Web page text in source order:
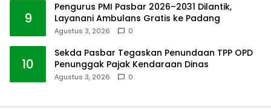
9
Pengurus PMI Pasbar 2026–2031 Dilantik,
Layanani Ambulans Gratis ke Padang
Agustus 3, 2026 0
10
Sekda Pasbar Tegaskan Penundaan TPP OPD
Penunggak Pajak Kendaraan Dinas
Agustus 3, 2026 0